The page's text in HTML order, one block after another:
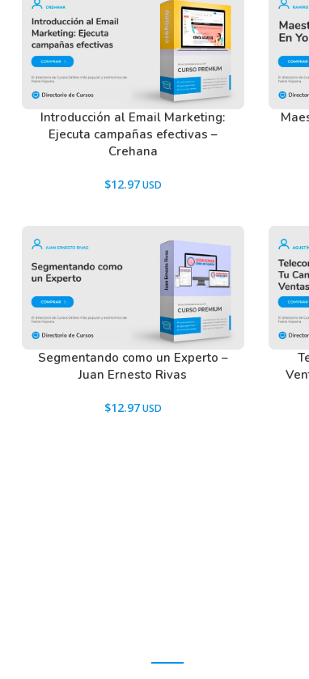
Introducción al Email Marketing:
Ejecuta campañas efectivas –
Crehana
$12.97
Segmentando como un Experto –
Juan Ernesto Rivas
$12.97